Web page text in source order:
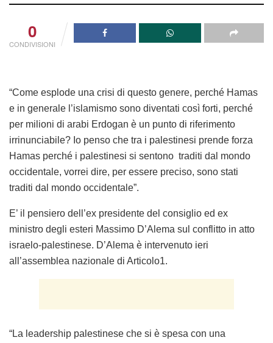
0
CONDIVISIONI
“Come esplode una crisi di questo genere, perché Hamas
e in generale l’islamismo sono diventati così forti, perché
per milioni di arabi Erdogan è un punto di riferimento
irrinunciabile? Io penso che tra i palestinesi prende forza
Hamas perché i palestinesi si sentono traditi dal mondo
occidentale, vorrei dire, per essere preciso, sono stati
traditi dal mondo occidentale”.
E’ il pensiero dell’ex presidente del consiglio ed ex
ministro degli esteri Massimo D’Alema sul conflitto in atto
israelo-palestinese. D’Alema è intervenuto ieri
all’assemblea nazionale di Articolo1.
“La leadership palestinese che si è spesa con una